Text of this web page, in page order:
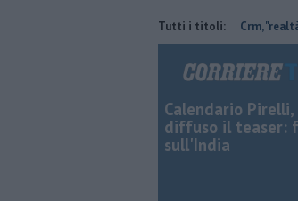
Tutti i titoli:
non c'è più tempo" Crm, "realtà
Calendario Pirelli,
diffuso il teaser:
sull'India